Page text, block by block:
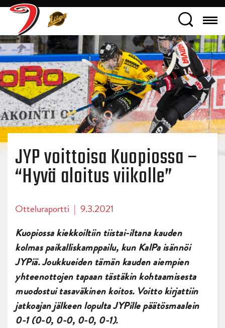
JYP voittoisa Kuopiossa –
“Hyvä aloitus viikolle”
Otteluraportti | 9.3.2021
Kuopiossa kiekkoiltiin tiistai-iltana kauden
kolmas paikalliskamppailu, kun KalPa isännöi
JYPiä. Joukkueiden tämän kauden aiempien
yhteenottojen tapaan tästäkin kohtaamisesta
muodostui tasaväkinen koitos. Voitto kirjattiin
jatkoajan jälkeen lopulta JYPille päätösmaalein
0-1 (0-0, 0-0, 0-0, 0-1).